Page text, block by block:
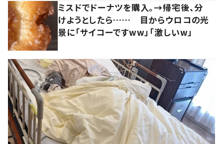
ミスドでドーナツを購入。→帰宅後、分
けようとしたら…… 目からウロコの光
景に「サイコーですww」「激しいw」